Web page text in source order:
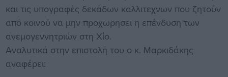
και τις υπογραφές δεκάδων καλλιτεχνων που ζητούν
από κοινού να μην προχωρησει η επένδυση των
ανεμογεννητριών στη Χίο.
Αναλυτικά στην επιστολή του ο κ. Μαρκιδάκης
αναφέρει: